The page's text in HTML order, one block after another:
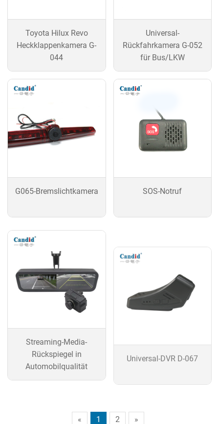
Toyota Hilux Revo
Heckklappenkamera G-
044
Universal-
Rückfahrkamera G-052
für Bus/LKW
G065-Bremslichtkamera SOS-Notruf
Streaming-Media-
Rückspiegel in
Automobilqualität
« 1 2 »